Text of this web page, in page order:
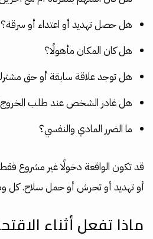
هل حصل تهديد أو اعتداء أو سرقة؟
هل كان المكان مأهولًا؟
هل توجد علاقة سابقة أو حق
هل غادر الشخص عند طلب
ما الضرر المادي والنفسي؟
قد تكون الواقعة دخولًا غير مشروع
أو تهديد أو تحرش أو حمل سلاح. كل
ماذا تفعل أثناء